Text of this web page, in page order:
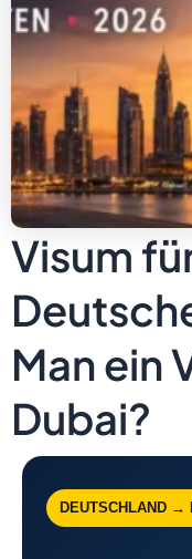
Visum
Man ein
Dubai?
DEUTSCHLAND →